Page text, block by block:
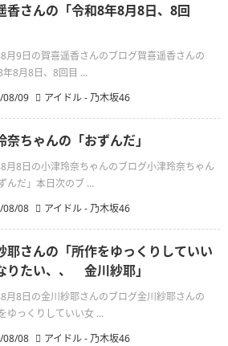
香さんの「令和8年8月8日、8回
月9日の賀喜遥香さんのブログ賀喜遥香さんの
年8月8日、8回目 ...
08/09
アイドル - 乃木坂46
奈ちゃんの「おずんだ」
月8日の小津玲奈ちゃんのブログ小津玲奈ちゃん
んだ」本日次のブ ...
08/08
アイドル - 乃木坂46
耶さんの「所作をゆっくりしていい
りたい、、 金川紗耶」
月8日の金川紗耶さんのブログ金川紗耶さんの
ゆっくりしていい女 ...
08/08
アイドル - 乃木坂46